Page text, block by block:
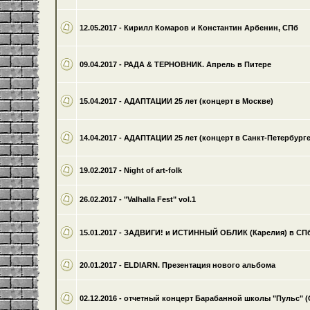
12.05.2017 - Кирилл Комаров и Константин Арбенин, СПб
09.04.2017 - РАДА & ТЕРНОВНИК. Апрель в Питере
15.04.2017 - АДАПТАЦИИ 25 лет (концерт в Москве)
14.04.2017 - АДАПТАЦИИ 25 лет (концерт в Санкт-
19.02.2017 - Night of art-folk
26.02.2017 - "Valhalla Fest" vol.1
15.01.2017 - ЗАДВИГИ! и ИСТИННЫЙ ОБЛИК (Карелия) в
20.01.2017 - ELDIARN. Презентация нового альбома
02.12.2016 - отчетный концерт Барабанной школы "Пульс"